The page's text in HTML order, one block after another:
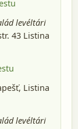
levéltári
43 Listina
, Listina
levéltári